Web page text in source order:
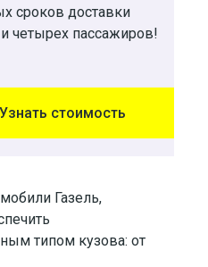
сроков доставки
четырех пассажиров!
Узнать стоимость
Газель,
типом кузова: от